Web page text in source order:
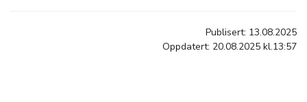
Publisert: 13.08.2025
Oppdatert: 20.08.2025 kl.13:57